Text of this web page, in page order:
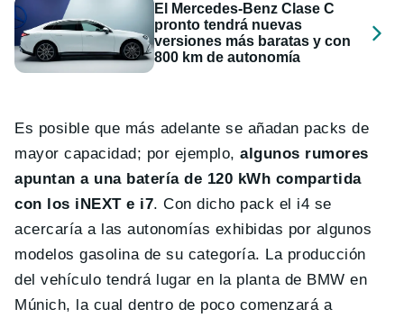
El Mercedes-Benz Clase C
pronto tendrá nuevas
versiones más baratas y con
800 km de autonomía
Es posible que más adelante se añadan packs de
mayor capacidad; por ejemplo,algunos rumores
apuntan a una batería de 120 kWh compartida
con los iNEXT e i7. Con dicho pack el i4 se
acercaría a las autonomías exhibidas por algunos
modelos gasolina de su categoría. La producción
del vehículo tendrá lugar en la planta de BMW en
Múnich, la cual dentro de poco comenzará a